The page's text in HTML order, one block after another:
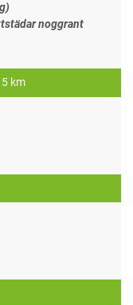
noggrant
5 km